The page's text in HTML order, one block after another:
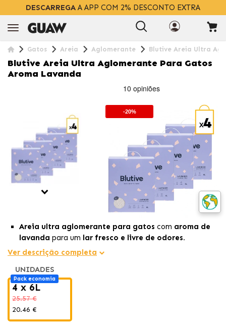
DESCARREGAA APP COM 2% DESCONTO EXTRA
Gatos Areia Aglomerante Blutive Areia Ultra
Blutive Areia Ultra Aglomerante Para Gatos
Aroma Lavanda
-20%
Areia ultra aglomerante para gatos com aroma de
lavanda para um lar fresco e livre de odores.
Fabricada combentonita 100% natural,
máxima absorção e facilidade de limpeza.
Ecológica, sem tóxicos e com embalagem reciclada
ideal para cuidar do seu gato e do meio ambiente.
Ver descrição completa
UNIDADES
Pack economia
4 x 6L
25.57 €
20.46 €